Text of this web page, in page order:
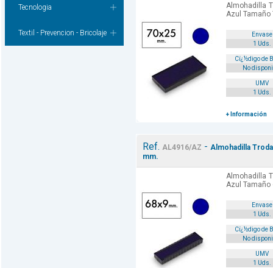
Tecnologia
Textil - Prevencion - Bricolaje
Almohadilla
Azul Tamaño
Envase
1 Uds.
Cï¿½digo de
No
UMV
1 Uds.
+ Información
Ref. AL4916/AZ - Almohadilla
mm.
Almohadilla
Azul Tamaño
Envase
1 Uds.
Cï¿½digo de
No
UMV
1 Uds.